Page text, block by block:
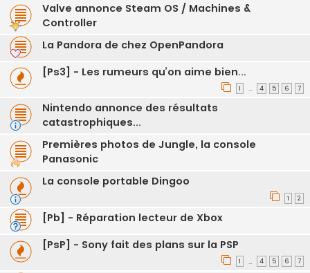
Valve annonce Steam OS / Machines &
Controller
La Pandora de chez OpenPandora
[Ps3] - Les rumeurs qu’on aime bien...
1 … 4 5 6 7
Nintendo annonce des résultats
catastrophiques...
Premières photos de Jungle, la console
Panasonic
La console portable Dingoo
1 2
[Pb] - Réparation lecteur de Xbox
[PsP] - Sony fait des plans sur la PSP
1 … 4 5 6 7